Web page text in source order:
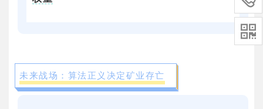
未来战场：算法正义决定矿业存亡
